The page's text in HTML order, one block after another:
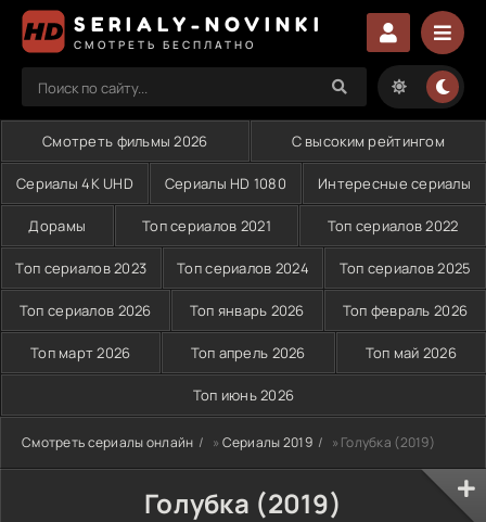
SERIALY-NOVINKI
СМОТРЕТЬ БЕСПЛАТНО
Смотреть фильмы 2026 С высоким рейтингом
Сериалы 4K UHD Сериалы HD 1080 Интересные сериалы
Дорамы Топ сериалов 2021 Топ сериалов 2022
Топ сериалов 2023 Топ сериалов 2024 Топ сериалов 2025
Топ сериалов 2026 Топ январь 2026 Топ февраль 2026
Топ март 2026 Топ апрель 2026 Топ май 2026
Топ июнь 2026
Смотреть сериалы онлайн » Сериалы 2019 » Голубка (2019)
Голубка (2019)